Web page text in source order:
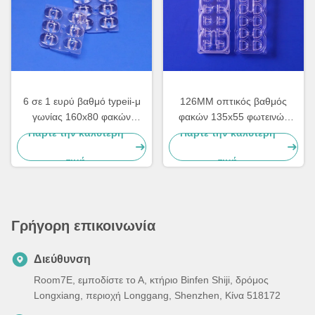
6 σε 1 ευρύ βαθμό typeii-μ
γωνίας 160x80 φακών
φωτεινών σηματοδοτών
ανθεκτικό
Πάρτε την καλύτερη
τιμή
126MM οπτικός βαθμός
φακών 135x55 φωτεινών
σηματοδοτών 10 οδηγήσεων
Πάρτε την καλύτερη
τιμή
Γρήγορη επικοινωνία
Διεύθυνση
Room7E, εμποδίστε το Α, κτήριο Binfen Shiji, δρόμος
Longxiang, περιοχή Longgang, Shenzhen, Κίνα 518172